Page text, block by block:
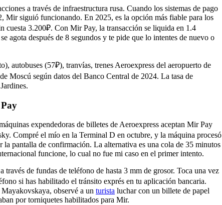
a través de infraestructura rusa. Cuando los sistemas de pago
Mir siguió funcionando. En 2025, es la opción más fiable para los
cuesta 3.200₽. Con Mir Pay, la transacción se liquida en 1.4
agota después de 8 segundos y te pide que lo intentes de nuevo o
autobuses (57₽), tranvías, trenes Aeroexpress del aeropuerto de
Moscú según datos del Banco Central de 2024. La tasa de
expendedoras de billetes de Aeroexpress aceptan Mir Pay
Compré el mío en la Terminal D en octubre, y la máquina procesó
la pantalla de confirmación. La alternativa es una cola de 35 minutos
funcione, lo cual no fue mi caso en el primer intento.
de fundas de teléfono de hasta 3 mm de grosor. Toca una vez
si has habilitado el tránsito exprés en tu aplicación bancaria.
observé a un turista luchar con un billete de papel
por torniquetes habilitados para Mir.